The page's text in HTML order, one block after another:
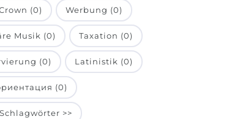
(0) Werbung (0)
Musik (0) Taxation (0)
(0) Latinistik (0)
(0)
>>